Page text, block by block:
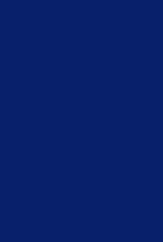
体（以下
合（以下、
ます。
料金の支払